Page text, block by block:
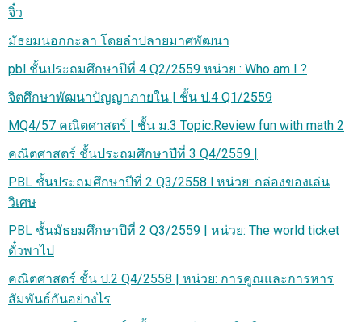
จิ๋ว
มัธยมนอกกะลา โดยลำปลายมาศพัฒนา
pbl ชั้นประถมศึกษาปีที่ 4 Q2/2559 หน่วย : Who am I ?
จิตศึกษาพัฒนาปัญญาภายใน | ชั้น ป.4 Q1/2559
MQ4/57 คณิตศาสตร์ | ชั้น ม.3 Topic:Review fun with math 2
คณิตศาสตร์ ชั้นประถมศึกษาปีที่ 3 Q4/2559 |
PBL ชั้นประถมศึกษาปีที่ 2 Q3/2558 l หน่วย: กล่องของเล่น
วิเศษ
PBL ชั้นมัธยมศึกษาปีที่ 2 Q3/2559 | หน่วย: The world ticket
ตั๋วพาไป
คณิตศาสตร์ ชั้น ป.2 Q4/2558 | หน่วย: การคูณและการหาร
สัมพันธ์กันอย่างไร